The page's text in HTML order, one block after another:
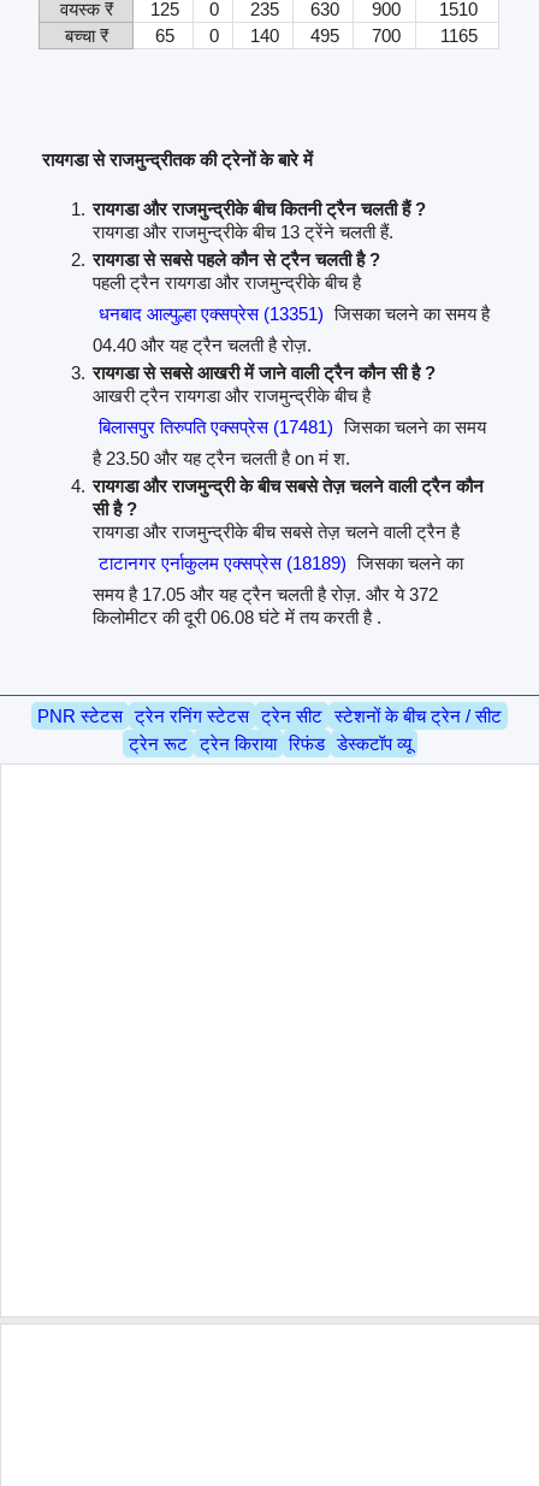
वयस्क ₹
125 0 235 630 900
1510
बच्चा ₹
65 0 140 495 700 1165
रायगडा से राजमुन्द्रीतक की ट्रेनों के बारे में
रायगडा और राजमुन्द्रीके बीच कितनी ट्रैन चलती हैं ?
रायगडा और राजमुन्द्रीके बीच 13 ट्रेंने चलती हैं.
रायगडा से सबसे पहले कौन से ट्रैन चलती है ?
पहली ट्रैन रायगडा और राजमुन्द्रीके बीच है
धनबाद आल्पुल्हा एक्सप्रेस (13351) जिसका चलने का समय है
04.40 और यह ट्रैन चलती है रोज़.
रायगडा से सबसे आखरी में जाने वाली ट्रैन कौन सी है ?
आखरी ट्रैन रायगडा और राजमुन्द्रीके बीच है
बिलासपुर तिरुपति एक्सप्रेस (17481) जिसका चलने का समय
है 23.50 और यह ट्रैन चलती है on मं श.
रायगडा और राजमुन्द्री के बीच सबसे तेज़ चलने वाली ट्रैन कौन
सी है ?
रायगडा और राजमुन्द्रीके बीच सबसे तेज़ चलने वाली ट्रैन है
टाटानगर एर्नाकुलम एक्सप्रेस (18189) जिसका चलने का
समय है 17.05 और यह ट्रैन चलती है रोज़. और ये 372
किलोमीटर की दूरी 06.08 घंटे में तय करती है .
PNR स्टेटस ट्रेन रनिंग स्टेटस ट्रेन सीट स्टेशनों के बीच ट्रेन / सीट
ट्रेन रूट ट्रेन किराया रिफंड डेस्कटॉप व्यू